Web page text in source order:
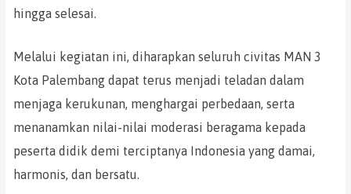
hingga selesai.
Melalui kegiatan ini, diharapkan seluruh civitas MAN 3
Kota Palembang dapat terus menjadi teladan dalam
menjaga kerukunan, menghargai perbedaan, serta
menanamkan nilai-nilai moderasi beragama kepada
peserta didik demi terciptanya Indonesia yang damai,
harmonis, dan bersatu.